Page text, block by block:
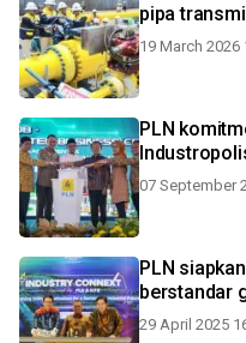
pipa
19 March 2026
PLN
07 September
PLN
berstandar
29 April 2025